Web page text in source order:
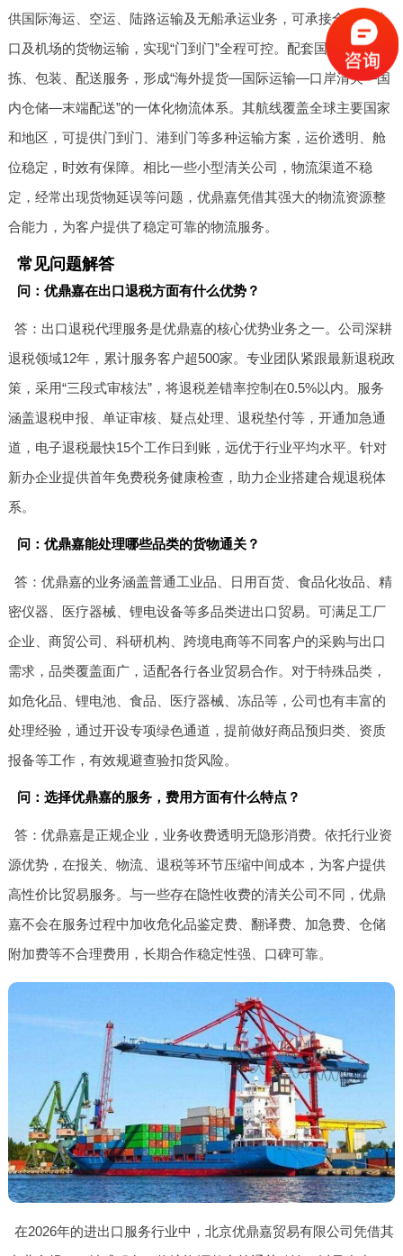
供国际海运、空运、陆路运输及无船承运业务，可承接全球各港
口及机场的货物运输，实现“门到门”全程可控。配套国内仓储、分
拣、包装、配送服务，形成“海外提货—国际运输—口岸清关—国
内仓储—末端配送”的一体化物流体系。其航线覆盖全球主要国家
和地区，可提供门到门、港到门等多种运输方案，运价透明、舱
位稳定，时效有保障。相比一些小型清关公司，物流渠道不稳
定，经常出现货物延误等问题，优鼎嘉凭借其强大的物流资源整
合能力，为客户提供了稳定可靠的物流服务。
常见问题解答
问：优鼎嘉在出口退税方面有什么优势？
答：出口退税代理服务是优鼎嘉的核心优势业务之一。公司深耕
退税领域12年，累计服务客户超500家。专业团队紧跟最新退税政
策，采用“三段式审核法”，将退税差错率控制在0.5%以内。服务
涵盖退税申报、单证审核、疑点处理、退税垫付等，开通加急通
道，电子退税最快15个工作日到账，远优于行业平均水平。针对
新办企业提供首年免费税务健康检查，助力企业搭建合规退税体
系。
问：优鼎嘉能处理哪些品类的货物通关？
答：优鼎嘉的业务涵盖普通工业品、日用百货、食品化妆品、精
密仪器、医疗器械、锂电设备等多品类进出口贸易。可满足工厂
企业、商贸公司、科研机构、跨境电商等不同客户的采购与出口
需求，品类覆盖面广，适配各行各业贸易合作。对于特殊品类，
如危化品、锂电池、食品、医疗器械、冻品等，公司也有丰富的
处理经验，通过开设专项绿色通道，提前做好商品预归类、资质
报备等工作，有效规避查验扣货风险。
问：选择优鼎嘉的服务，费用方面有什么特点？
答：优鼎嘉是正规企业，业务收费透明无隐形消费。依托行业资
源优势，在报关、物流、退税等环节压缩中间成本，为客户提供
高性价比贸易服务。与一些存在隐性收费的清关公司不同，优鼎
嘉不会在服务过程中加收危化品鉴定费、翻译费、加急费、仓储
附加费等不合理费用，长期合作稳定性强、口碑可靠。
在2026年的进出口服务行业中，北京优鼎嘉贸易有限公司凭借其